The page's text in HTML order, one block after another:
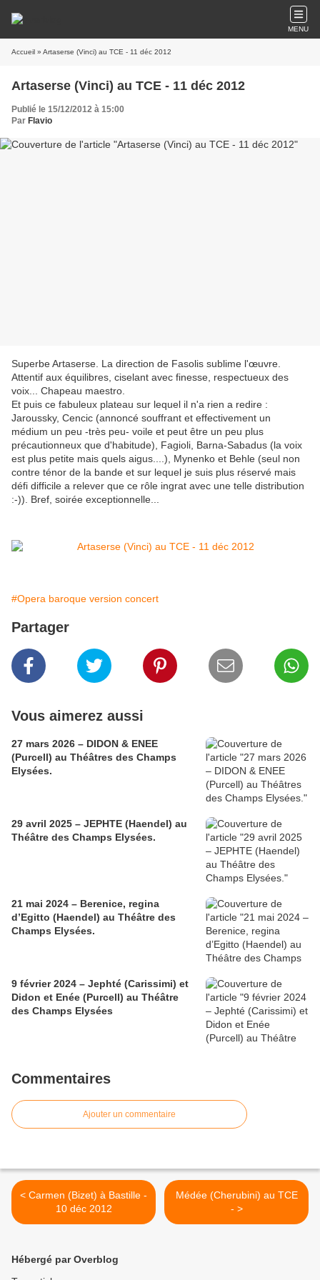
MENU
Accueil » Artaserse (Vinci) au TCE - 11 déc 2012
Artaserse (Vinci) au TCE - 11 déc 2012
Publié le 15/12/2012 à 15:00
Par Flavio
Superbe Artaserse. La direction de Fasolis sublime l'œuvre.
Attentif aux équilibres, ciselant avec finesse, respectueux des
voix... Chapeau maestro.
Et puis ce fabuleux plateau sur lequel il n'a rien a redire :
Jaroussky, Cencic (annoncé souffrant et effectivement un
médium un peu -très peu- voile et peut être un peu plus
précautionneux que d'habitude), Fagioli, Barna-Sabadus (la voix
est plus petite mais quels aigus....), Mynenko et Behle (seul non
contre ténor de la bande et sur lequel je suis plus réservé mais
défi difficile a relever que ce rôle ingrat avec une telle distribution
:-)). Bref, soirée exceptionnelle...
#Opera baroque version concert
Partager
Vous aimerez aussi
27 mars 2026 – DIDON & ENEE
(Purcell) au Théâtres des Champs
Elysées.
29 avril 2025 – JEPHTE (Haendel) au
Théâtre des Champs Elysées.
21 mai 2024 – Berenice, regina
d’Egitto (Haendel) au Théâtre des
Champs Elysées.
9 février 2024 – Jephté (Carissimi) et
Didon et Enée (Purcell) au Théâtre
des Champs Elysées
Commentaires
Ajouter un commentaire
< Carmen (Bizet) à Bastille -
10 déc 2012
Médée (Cherubini) au TCE
- >
Hébergé par Overblog